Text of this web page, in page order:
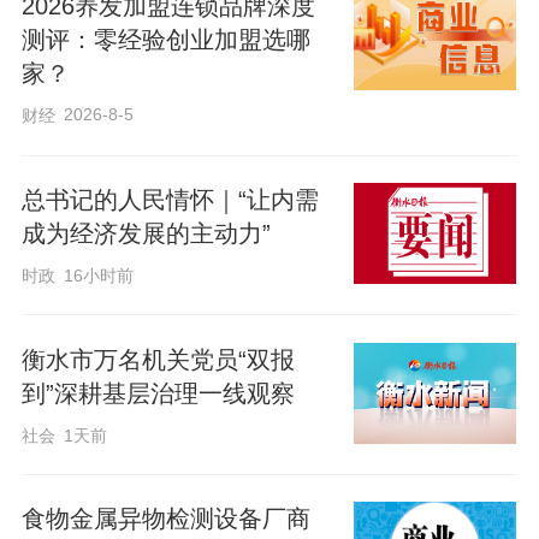
2026养发加盟连锁品牌深度
测评：零经验创业加盟选哪
家？
财经 2026-8-5
总书记的人民情怀｜“让内需
成为经济发展的主动力”
时政 16小时前
衡水市万名机关党员“双报
到”深耕基层治理一线观察
社会 1天前
食物金属异物检测设备厂商